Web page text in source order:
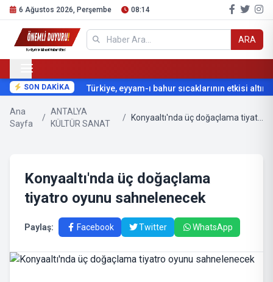
6 Ağustos 2026, Perşembe 08:14
ARA
SON DAKİKA Türkiye, eyyam-ı bahur sıcaklarının etkisi altına
Ana
Sayfa
/
ANTALYA
KÜLTÜR SANAT
/ Konyaaltı'nda üç doğaçlama tiyatro oyunu sahnelenecek
Konyaaltı'nda üç doğaçlama
tiyatro oyunu sahnelenecek
Paylaş: Facebook Twitter WhatsApp